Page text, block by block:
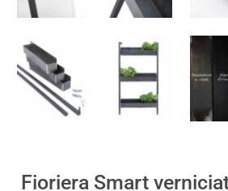
Fioriera Smart